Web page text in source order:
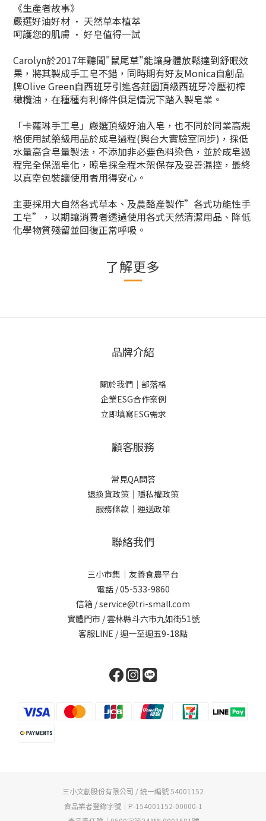
《生產者故事》
嚴選好油好材 · 天然草本植萃
呵護您的肌膚 · 好皂值得一試
Carolyn於2017年聽聞"鼠尾草"能讓身體放鬆達到舒眠效
果，將其製成手工皂不錯，同時期有好友Monica自創品
牌Olive Green自西班牙引進各莊園頂級西班牙冷壓初榨
橄欖油，在種種有利條件俱足情況下踏入製皂業。
「卡蘿琳手工皂」嚴選頂級好油入皂，也不同於同業高規
格使用試藥級用品於成皂過程(與台大實驗室同步)，採低
水量高含皂量製法，不添加非必要色料染色，並於成皂過
程完全保溫皂化，晾皂採全程木架保存及妥善濕控，最終
以真空包裝讓使用者用得安心。
主要採用大自然各式草本、及農酪產製作”各式功能性手
工皂”，以期讓消費者透過使用各式天然清潔用品、降低
化學物質殘留並回復正常呼吸。
了解更多
品牌介紹
關於我們 ｜ 部落格
企業ESG合作案例
立即填寫ESG需求
顧客服務
常見QA問答
退換貨政策｜ 隱私權政策
服務條款｜ 運送政策
聯絡我們
三小市集｜友善食農平台
電話 / 05-533-9860
信箱 / service@tri-small.com
實體門市 / 雲林縣斗六市九如街51號
客服LINE / 週一至週五9-18點
三小文創股份有限公司 / 統一編號 54001152
食品業者登錄字號｜P-154001152-00000-1